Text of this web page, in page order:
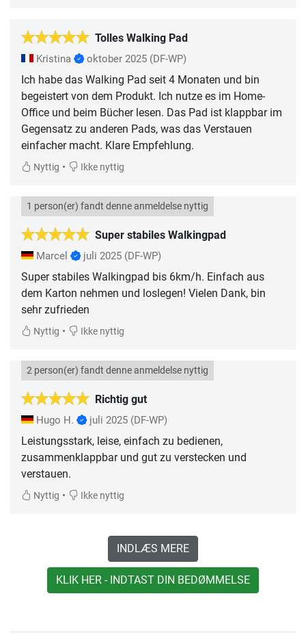
Tolles Walking Pad
Kristina oktober 2025 (DF-WP)
Ich habe das Walking Pad seit 4 Monaten und bin
begeistert von dem Produkt. Ich nutze es im Home-
Office und beim Bücher lesen. Das Pad ist klappbar im
Gegensatz zu anderen Pads, was das Verstauen
einfacher macht. Klare Empfehlung.
Nyttig • Ikke nyttig
Super stabiles Walkingpad
1 person(er) fandt denne anmeldelse nyttig
Marcel juli 2025 (DF-WP)
Super stabiles Walkingpad bis 6km/h. Einfach aus
dem Karton nehmen und loslegen! Vielen Dank, bin
sehr zufrieden
Nyttig • Ikke nyttig
Richtig gut
2 person(er) fandt denne anmeldelse nyttig
Hugo H. juli 2025 (DF-WP)
Leistungsstark, leise, einfach zu bedienen,
zusammenklappbar und gut zu verstecken und
verstauen.
Nyttig • Ikke nyttig
INDLÆS MERE
KLIK HER - INDTAST DIN BEDØMMELSE